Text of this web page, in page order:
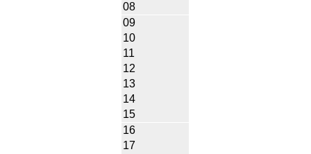
08
09
10
11
12
13
14
15
16
17